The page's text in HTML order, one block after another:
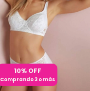
10% OFF
Comprando 3 o más